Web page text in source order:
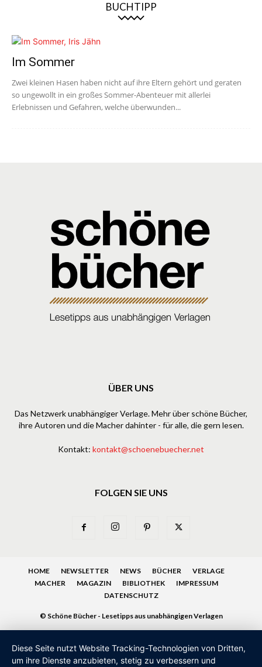
BUCHTIPP
Im Sommer
Zwei kleinen Hasen haben nicht auf ihre Eltern gehört und geraten
so ungewollt in ein großes Sommer-Abenteuer mit allerlei
Erlebnissen und Gefahren, welche überwunden...
ÜBER UNS
Das Netzwerk unabhängiger Verlage. Mehr über schöne Bücher,
ihre Autoren und die Macher dahinter - für alle, die gern lesen.
Kontakt: kontakt@schoenebuecher.net
FOLGEN SIE UNS
HOME NEWSLETTER NEWS BÜCHER
VERLAGE
MACHER
MAGAZIN BIBLIOTHEK
IMPRESSUM
DATENSCHUTZ
© Schöne Bücher - Lesetipps aus unabhängigen Verlagen
Diese Seite nutzt Website Tracking-Technologien von Dritten,
um ihre Dienste anzubieten, stetig zu verbessern und